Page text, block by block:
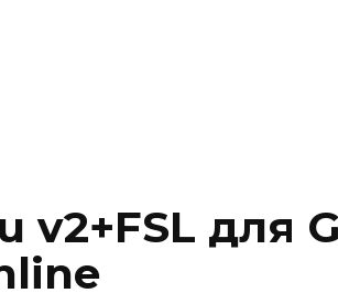
v2+FSL для